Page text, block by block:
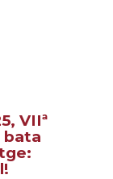
VIIª
bata